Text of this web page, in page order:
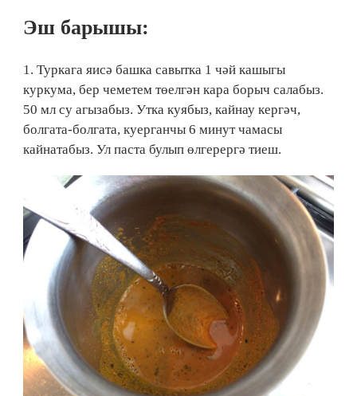
Эш барышы:
1. Туркага яисә башка савытка 1 чәй кашыгы
куркума, бер чеметем төелгән кара борыч салабыз.
50 мл су агызабыз. Утка куябыз, кайнау кергәч,
болгата-болгата, куерганчы 6 минут чамасы
кайнатабыз. Ул паста булып өлгерергә тиеш.